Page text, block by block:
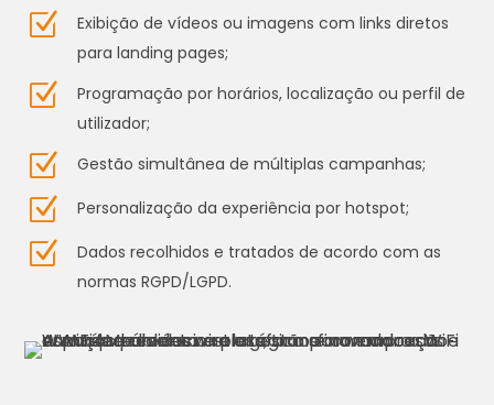
Z
Exibição de vídeos ou imagens com links diretos
para landing pages;
Z
Programação por horários, localização ou perfil de
utilizador;
Z Gestão simultânea de múltiplas campanhas;
Z Personalização da experiência por hotspot;
Z
Dados recolhidos e tratados de acordo com as
normas RGPD/LGPD.